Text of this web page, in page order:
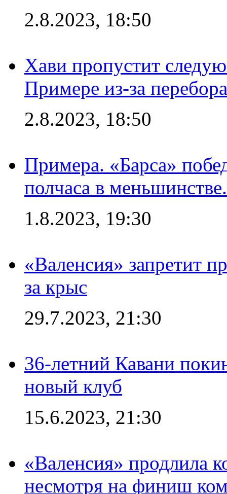
2.8.2023, 18:50
Хави пропустит
Примере из-за
2.8.2023, 18:50
Примера. «Барса»
полчаса в
1.8.2023, 19:30
«Валенсия» запретит
за крыс
29.7.2023, 21:30
36-летний Кавани
новый клуб
15.6.2023, 21:30
«Валенсия» продлила
несмотря на финиш